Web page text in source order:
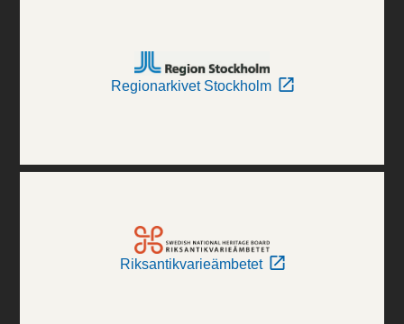
Regionarkivet Stockholm
Riksantikvarieämbetet